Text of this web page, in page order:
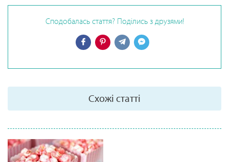
Сподобалась стаття? Поділись з друзями!
Схожі статті